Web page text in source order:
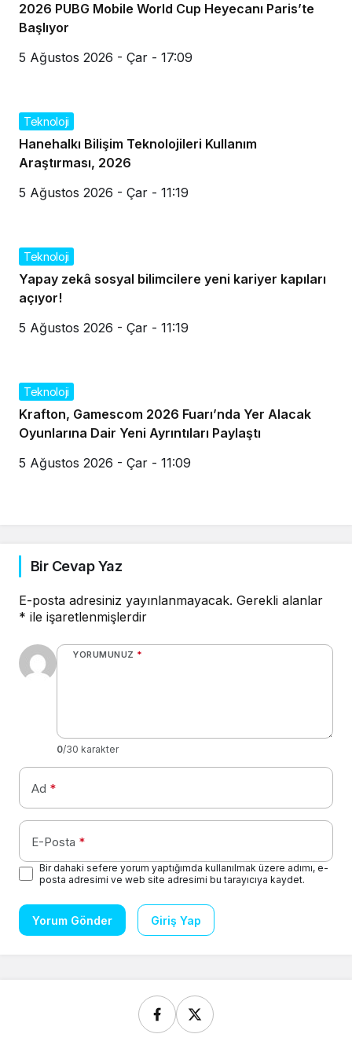
2026 PUBG Mobile World Cup Heyecanı Paris’te
Başlıyor
5 Ağustos 2026 - Çar - 17:09
Teknoloji
Hanehalkı Bilişim Teknolojileri Kullanım
Araştırması, 2026
5 Ağustos 2026 - Çar - 11:19
Teknoloji
Yapay zekâ sosyal bilimcilere yeni kariyer kapıları
açıyor!
5 Ağustos 2026 - Çar - 11:19
Teknoloji
Krafton, Gamescom 2026 Fuarı’nda Yer Alacak
Oyunlarına Dair Yeni Ayrıntıları Paylaştı
5 Ağustos 2026 - Çar - 11:09
Bir Cevap Yaz
E-posta adresiniz yayınlanmayacak. Gerekli alanlar
* ile işaretlenmişlerdir
YORUMUNUZ *
0/30 karakter
Ad *
E-Posta *
Bir dahaki sefere yorum yaptığımda kullanılmak üzere adımı, e-
posta adresimi ve web site adresimi bu tarayıcıya kaydet.
Yorum Gönder Giriş Yap